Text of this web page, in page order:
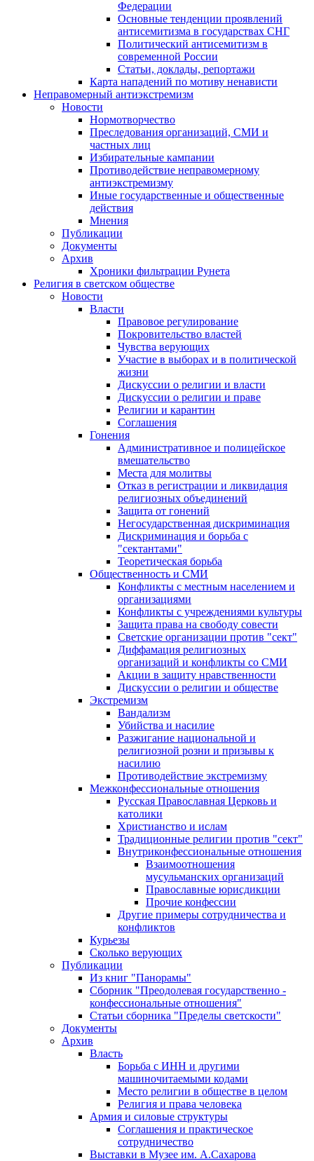
Федерации
Основные тенденции проявлений
антисемитизма в государствах СНГ
Политический антисемитизм в
современной России
Статьи, доклады, репортажи
Карта нападений по мотиву ненависти
Неправомерный антиэкстремизм
Новости
Нормотворчество
Преследования организаций, СМИ и
частных лиц
Избирательные кампании
Противодействие неправомерному
антиэкстремизму
Иные государственные и общественные
действия
Мнения
Публикации
Документы
Архив
Хроники фильтрации Рунета
Религия в светском обществе
Новости
Власти
Правовое регулирование
Покровительство властей
Чувства верующих
Участие в выборах и в политической
жизни
Дискуссии о религии и власти
Дискуссии о религии и праве
Религии и карантин
Соглашения
Гонения
Административное и полицейское
вмешательство
Места для молитвы
Отказ в регистрации и ликвидация
религиозных объединений
Защита от гонений
Негосударственная дискриминация
Дискриминация и борьба с
"сектантами"
Теоретическая борьба
Общественность и СМИ
Конфликты с местным населением и
организациями
Конфликты с учреждениями культуры
Защита права на свободу совести
Светские организации против "сект"
Диффамация религиозных
организаций и конфликты со СМИ
Акции в защиту нравственности
Дискуссии о религии и обществе
Экстремизм
Вандализм
Убийства и насилие
Разжигание национальной и
религиозной розни и призывы к
насилию
Противодействие экстремизму
Межконфессиональные отношения
Русская Православная Церковь и
католики
Христианство и ислам
Традиционные религии против "сект"
Внутриконфессиональные отношения
Взаимоотношения
мусульманских организаций
Православные юрисдикции
Прочие конфессии
Другие примеры сотрудничества и
конфликтов
Курьезы
Сколько верующих
Публикации
Из книг "Панорамы"
Сборник "Преодолевая государственно -
конфессиональные отношения"
Статьи сборника "Пределы светскости"
Документы
Архив
Власть
Борьба с ИНН и другими
машиночитаемыми кодами
Место религии в обществе в целом
Религия и права человека
Армия и силовые структуры
Соглашения и практическое
сотрудничество
Выставки в Музее им. А.Сахарова